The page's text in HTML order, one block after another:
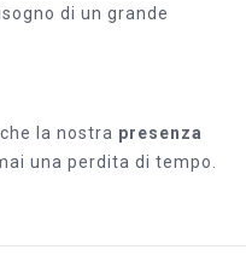
di un grande
la nostra presenza
una perdita di tempo.